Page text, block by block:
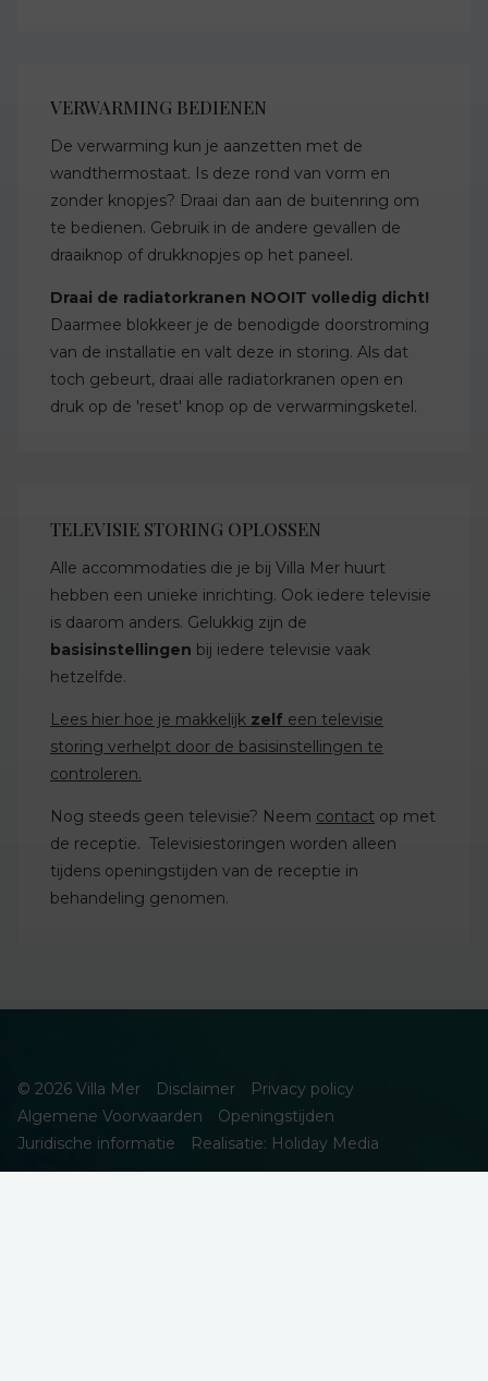
VERWARMING BEDIENEN
De verwarming kun je aanzetten met de
wandthermostaat. Is deze rond van vorm en
zonder knopjes? Draai dan aan de buitenring om
te bedienen. Gebruik in de andere gevallen de
draaiknop of drukknopjes op het paneel.
Draai de radiatorkranen NOOIT volledig dicht!
Daarmee blokkeer je de benodigde doorstroming
van de installatie en valt deze in storing. Als dat
toch gebeurt, draai alle radiatorkranen open en
druk op de 'reset' knop op de verwarmingsketel.
TELEVISIE STORING OPLOSSEN
Alle accommodaties die je bij Villa Mer huurt
hebben een unieke inrichting. Ook iedere televisie
is daarom anders. Gelukkig zijn de
basisinstellingen bij iedere televisie vaak
hetzelfde.
Lees hier hoe je makkelijk zelf een televisie
storing verhelpt door de basisinstellingen te
controleren.
Nog steeds geen televisie? Neem contact op met
de receptie. Televisiestoringen worden alleen
tijdens openingstijden van de receptie in
behandeling genomen.
© 2026 Villa Mer Disclaimer
Privacy policy
Algemene Voorwaarden
Openingstijden
Juridische informatie
Realisatie: Holiday Media